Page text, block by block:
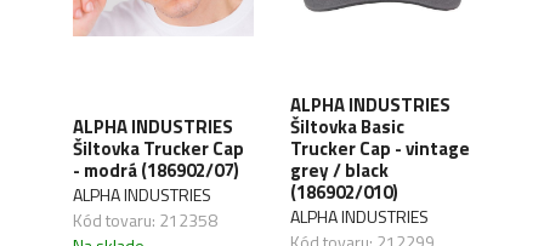
ALPHA INDUSTRIES
Šiltovka Trucker Cap
- modrá (186902/07)
ALPHA INDUSTRIES
Kód tovaru: 212358
ALPHA INDUSTRIES
Šiltovka Basic
Trucker Cap - vintage
grey / black
(186902/010)
ALPHA INDUSTRIES